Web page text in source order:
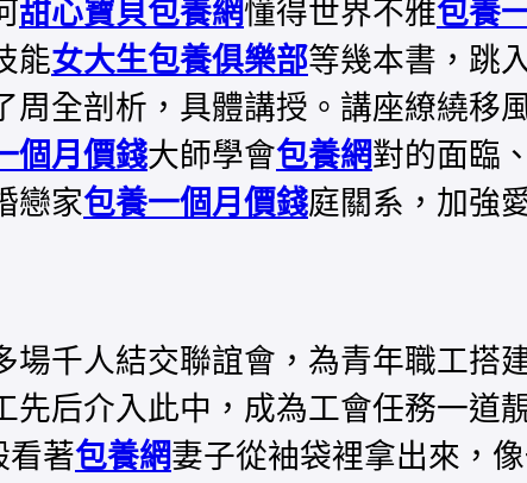
甜心寶貝包養網懂得世界不雅包養
能女大生包養俱樂部等幾本書，跳
周全剖析，具體講授。講座繚繞移
個月價錢大師學會包養網對的面臨、
戀家包養一個月價錢庭關系，加強
千人結交聯誼會，為青年職工搭
先后介入此中，成為工會任務一道
看著包養網妻子從袖袋裡拿出來，